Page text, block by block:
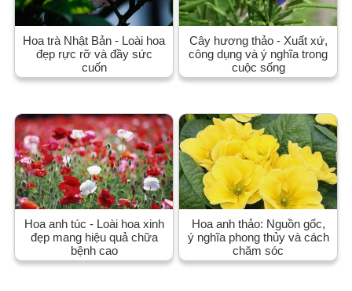
Hoa trà Nhật Bản - Loài hoa
đẹp rực rỡ và đầy sức
cuốn
Cây hương thảo - Xuất xứ,
công dụng và ý nghĩa trong
cuộc sống
Hoa anh túc - Loài hoa xinh
đẹp mang hiệu quả chữa
bệnh cao
Hoa anh thảo: Nguồn gốc,
ý nghĩa phong thủy và cách
chăm sóc